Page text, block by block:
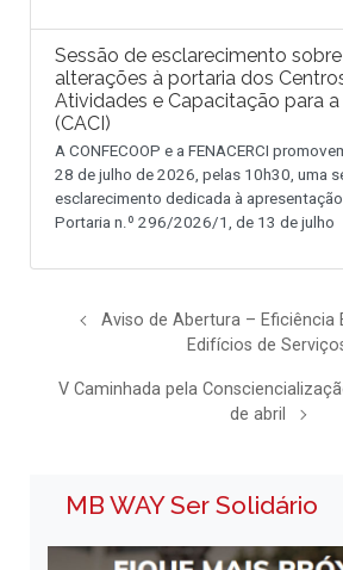
Sessão de esclarecimento
alterações à portaria dos
Atividades e Capacitação para
(CACI)
A CONFECOOP e a FENACERCI
28 de julho de 2026, pelas 10h30, uma
esclarecimento dedicada à
Portaria n.º 296/2026/1, de 13 de julho
Aviso de Abertura – Eficiência
Edifícios de
V Caminhada pela
de abril
MB WAY Ser Solidário